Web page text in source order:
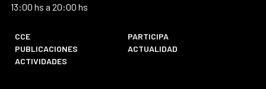
13:00 hs a 20:00 hs
CCE
PARTICIPA
PUBLICACIONES
ACTUALIDAD
ACTIVIDADES